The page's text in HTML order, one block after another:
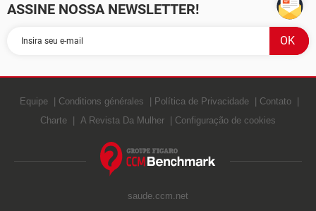
ASSINE NOSSA NEWSLETTER!
Equipe Conditions générales Política de Privacidade
Contato
Charte
A Revista Da Mulher Configuração de cookies
saude.ccm.net